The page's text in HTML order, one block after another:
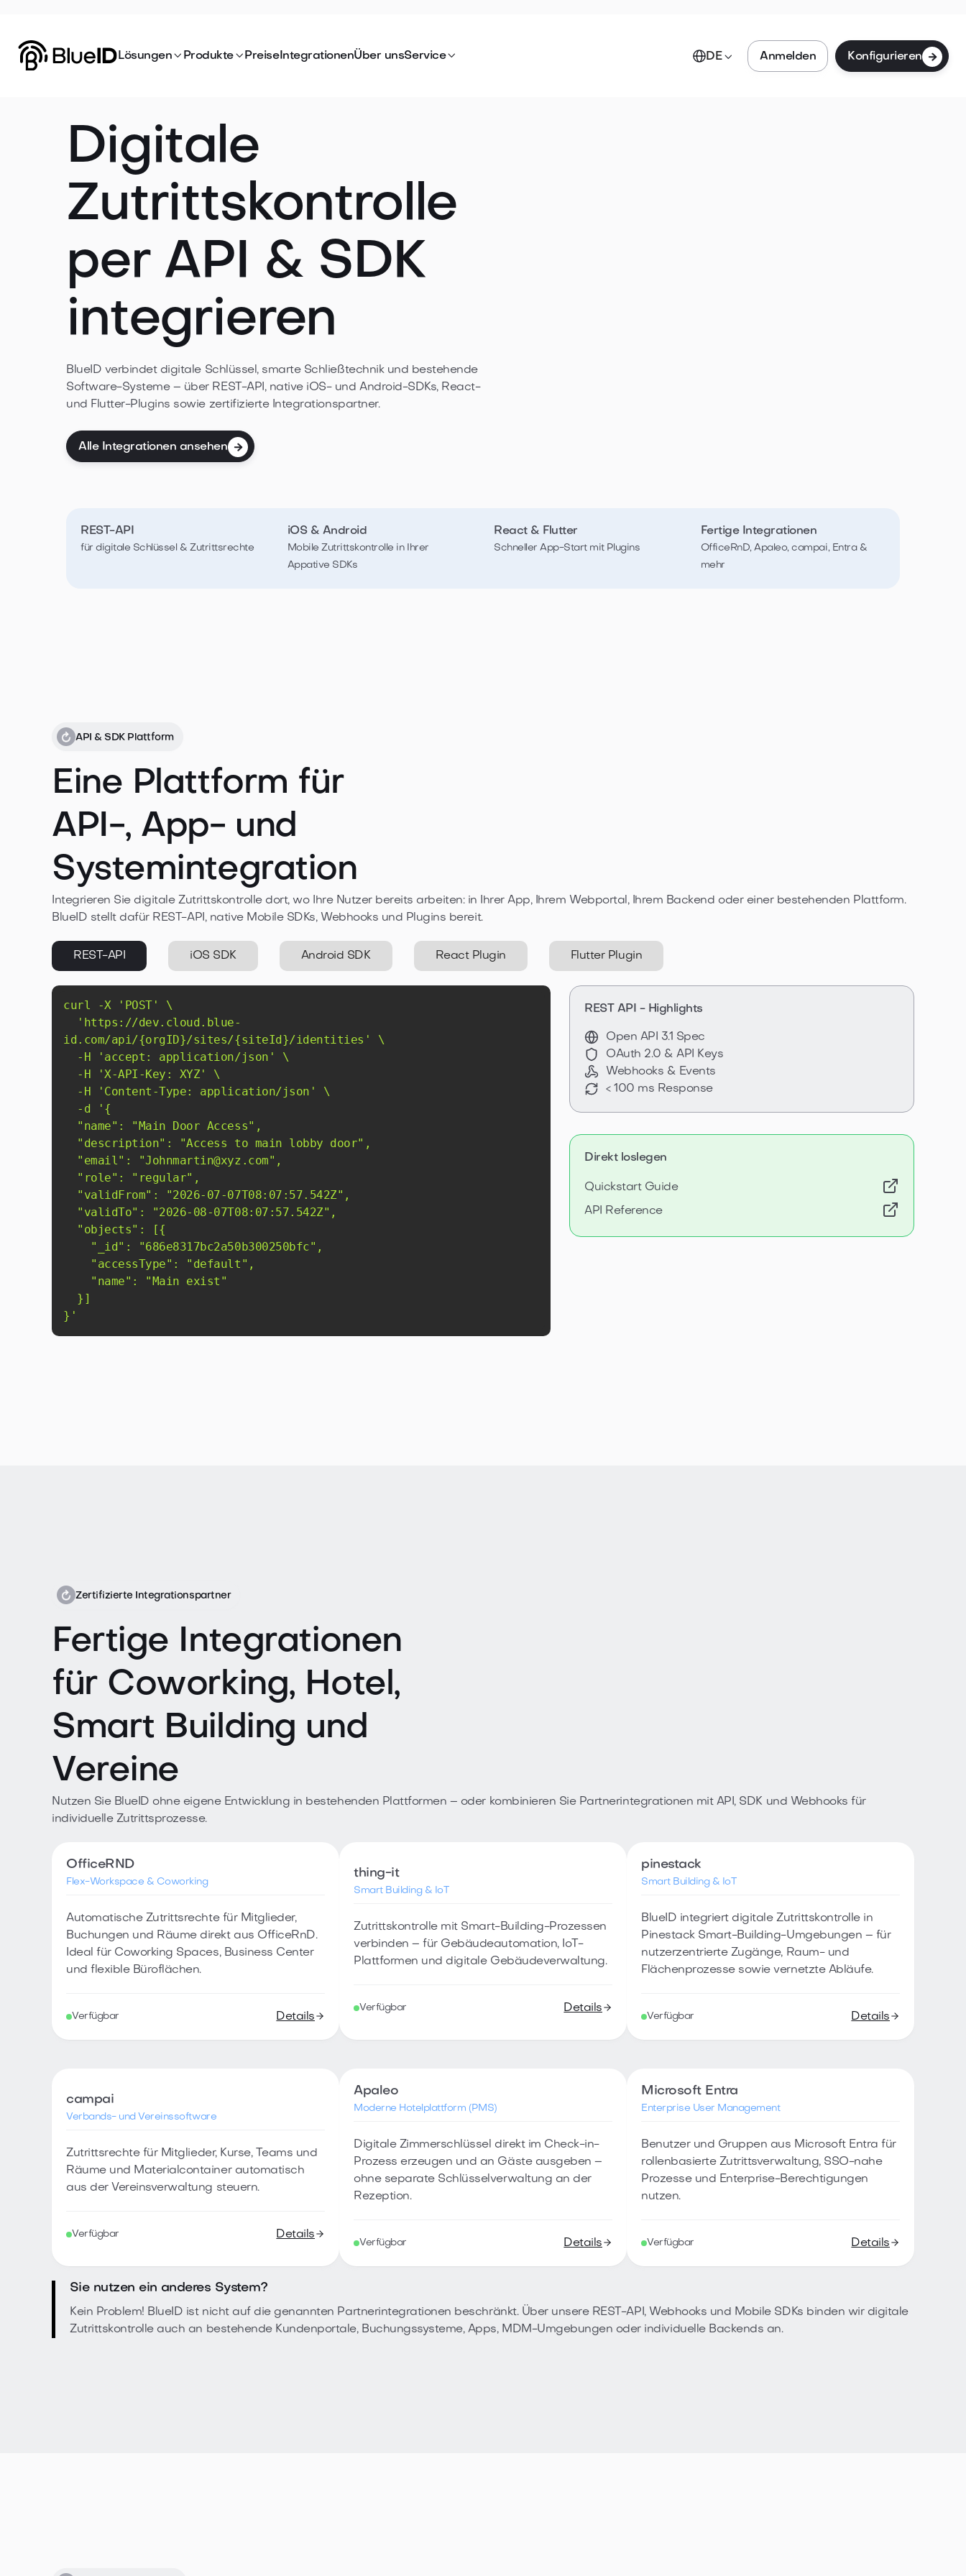
Lösungen ProduktePreiseIntegrationenÜber unsService DE Anmelden Konfigurieren 
Digitale
Zutrittskontrolle
per API & SDK
integrieren
BlueID verbindet digitale Schlüssel, smarte Schließtechnik und bestehende
Software-Systeme – über REST-API, native iOS- und Android-SDKs, React-
und Flutter-Plugins sowie zertifizierte Integrationspartner.
Alle Integrationen ansehen 
REST-API
für digitale Schlüssel & Zutrittsrechte
iOS & Android
Mobile Zutrittskontrolle in Ihrer
Appative SDKs
React & Flutter
Schneller App-Start mit Plugins
Fertige Integrationen
OfficeRnD, Apaleo, campai, Entra &
mehr
API & SDK Plattform
Eine Plattform für
API-, App- und
Systemintegration
Integrieren Sie digitale Zutrittskontrolle dort, wo Ihre Nutzer bereits arbeiten: in Ihrer App, Ihrem Webportal, Ihrem Backend oder einer bestehenden Plattform.
BlueID stellt dafür REST-API, native Mobile SDKs, Webhooks und Plugins bereit.
REST-API iOS SDK Android SDK React Plugin Flutter Plugin
curl -X 'POST'
'https://dev.cloud.blue-
id.com/api/{orgID}/sites/{siteId}/identities'
  -H
'accept: application/json'
  -H
'X-API-Key: XYZ'
  -H
'Content-Type: application/json'
  -d
}'
REST API - Highlights
Open API 3.1 Spec
OAuth 2.0 & API Keys
Webhooks & Events
< 100 ms Response
Direkt loslegen
Quickstart Guide
API Reference
Zertifizierte Integrationspartner
Fertige Integrationen
für Coworking, Hotel,
Smart Building und
Vereine
Nutzen Sie BlueID ohne eigene Entwicklung in bestehenden Plattformen – oder kombinieren Sie Partnerintegrationen mit API, SDK und Webhooks für
individuelle Zutrittsprozesse.
OfficeRND
Flex-Workspace & Coworking
Automatische Zutrittsrechte für Mitglieder,
Buchungen und Räume direkt aus OfficeRnD.
Ideal für Coworking Spaces, Business Center
und flexible Büroflächen.
Verfügbar Details
thing-it
Smart Building & IoT
Zutrittskontrolle mit Smart-Building-Prozessen
verbinden – für Gebäudeautomation, IoT-
Plattformen und digitale Gebäudeverwaltung.
Verfügbar Details
pinestack
Smart Building & IoT
BlueID integriert digitale Zutrittskontrolle in
Pinestack Smart-Building-Umgebungen – für
nutzerzentrierte Zugänge, Raum- und
Flächenprozesse sowie vernetzte Abläufe.
Verfügbar Details
campai
Verbands- und Vereinssoftware
Zutrittsrechte für Mitglieder, Kurse, Teams und
Räume und Materialcontainer automatisch
aus der Vereinsverwaltung steuern.
Verfügbar Details
Apaleo
Moderne Hotelplattform (PMS)
Digitale Zimmerschlüssel direkt im Check-in-
Prozess erzeugen und an Gäste ausgeben –
ohne separate Schlüsselverwaltung an der
Rezeption.
Verfügbar Details
Microsoft Entra
Enterprise User Management
Benutzer und Gruppen aus Microsoft Entra für
rollenbasierte Zutrittsverwaltung, SSO-nahe
Prozesse und Enterprise-Berechtigungen
nutzen.
Verfügbar Details
Sie nutzen ein anderes System?
Kein Problem! BlueID ist nicht auf die genannten Partnerintegrationen beschränkt. Über unsere REST-API, Webhooks und Mobile SDKs binden wir digitale
Zutrittskontrolle auch an bestehende Kundenportale, Buchungssysteme, Apps, MDM-Umgebungen oder individuelle Backends an.